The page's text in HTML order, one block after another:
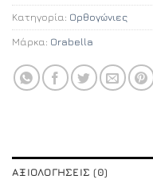
Κατηγορία: Ορθογώνιες
Μάρκα: Orabella
ΑΞΙΟΛΟΓΉΣΕΙΣ (0)